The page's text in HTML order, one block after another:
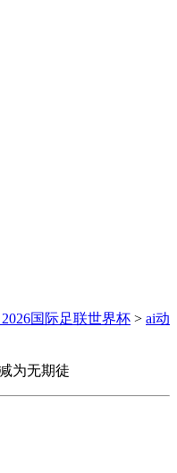
2026国际足联世界杯 > ai动
为无期徒